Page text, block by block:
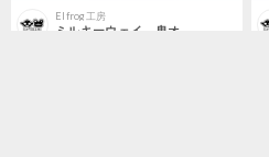
Elfrog工房